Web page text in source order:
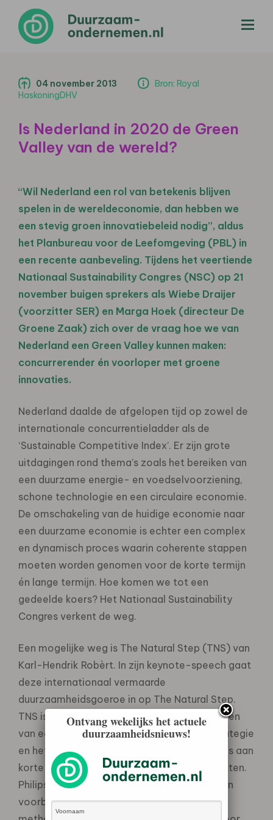
04 november 2013
Bron: Royal
HaskoningDHV
Is Nederland in 2020 de Green
Valley van de wereld?
“Wil Nederland een rol van betekenis blijven
spelen in de wereldeconomie, dan hebben we
een stevig groen innovatiebeleid nodig”, aldus
het Planbureau voor de Leefomgeving (PBL) in
een recente aanbeveling. Tijdens het veertiende
Nationaal Sustainability Congres (NSC) op 21
november buigen sprekers als Wiebe Draijer
(voorzitter SER) en Marga Hoek (directeur De
Groene Zaak) zich over de vraag hoe we van
Nederland een Green Valley kunnen maken:
concurrerender én voorloper met groene
innovaties.
Nederland daalde de afgelopen tijd op zowel de
internationale concurrentieladder als de
‘Sustainable Competitive Index’. Er zijn grote
uitdagingen rond thema’s zoals het bereiken van
een duurzame energie- en voedselvoorziening,
schone technologie en een circulaire economie.
De omschakeling van de huidige economie naar
een duurzame economie is echter een complex
en dynamisch proces waarin coherente stappen
moeten worden genomen voor de korte termijn
én lange termijn. Hoe komen we tot een
gedeelde koers? Het Nationaal Sustainability
Congres verkent de weg.
Een mogelijke weg is The Natural Step (TNS) van
Karl-Hendrik Robèrt. In zijn keynote-speech gaat
deze internationaal vermaarde
duurzaamheidsgoeroe in op The Natural Step.
TNS is goed te gebruiken voor het ontwikkelen
van een overkoepelende duurzaamheidsstrategie
en het verbinden van duurzaamheidsambities aan
korte- en langetermijnactiviteiten en projecten.
Philips, Interface en gemeente Eindhoven zijn
voorbeelden van organisaties die de TNS-
Ontvang wekelijks het actuele
duurzaamheidsnieuws!